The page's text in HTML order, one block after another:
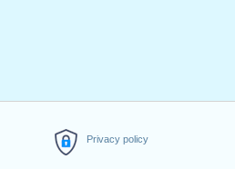
Privacy policy